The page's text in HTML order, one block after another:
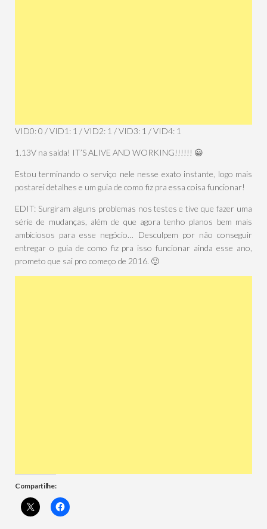
VID0: 0 / VID1: 1 / VID2: 1 / VID3: 1 / VID4: 1
1.13V na saída! IT’S ALIVE AND WORKING!!!!!! 😀
Estou terminando o serviço nele nesse exato instante, logo mais
postarei detalhes e um guia de como fiz pra essa coisa funcionar!
EDIT: Surgiram alguns problemas nos testes e tive que fazer uma
série de mudanças, além de que agora tenho planos bem mais
ambiciosos para esse negócio… Desculpem por não conseguir
entregar o guia de como fiz pra isso funcionar ainda esse ano,
prometo que sai pro começo de 2016. 🙂
Compartilhe: